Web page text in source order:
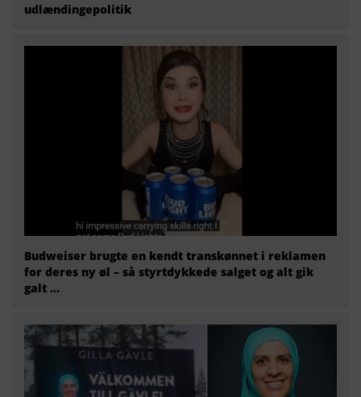
udlændingepolitik
Budweiser brugte en kendt transkønnet i reklamen
for deres ny øl – så styrtdykkede salget og alt gik
galt …